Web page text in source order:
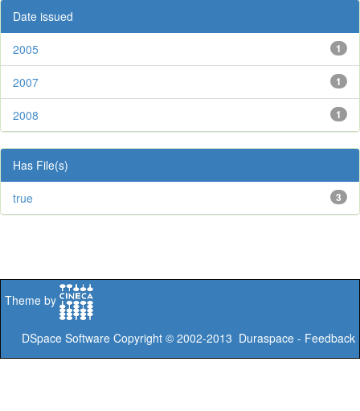
Date issued
1
2005
1
2007
1
2008
Has File(s)
3
true
Theme by
DSpace Software Copyright © 2002-2013 Duraspace - Feedback